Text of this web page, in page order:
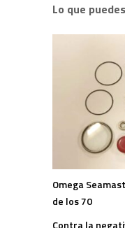
Lo que
Omega
de los 70
Contra la